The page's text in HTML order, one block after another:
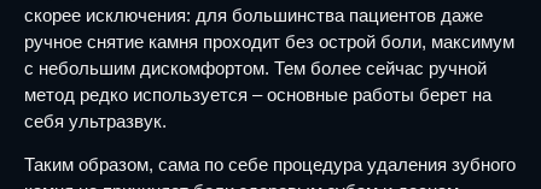
скорее исключения: для большинства пациентов даже
ручное снятие камня проходит без острой боли, максимум
с небольшим дискомфортом. Тем более сейчас ручной
метод редко используется – основные работы берет на
себя ультразвук.
Таким образом, сама по себе процедура удаления зубного